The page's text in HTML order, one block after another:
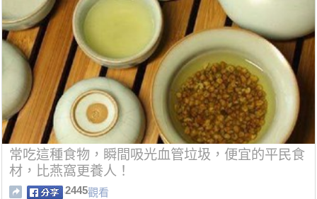
常吃這種食物，瞬間吸光血管垃圾，便宜的平民食
材，比燕窩更養人！
2445觀看